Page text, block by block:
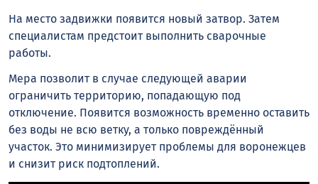
На место задвижки появится новый затвор. Затем
специалистам предстоит выполнить сварочные
работы.
Мера позволит в случае следующей аварии
ограничить территорию, попадающую под
отключение. Появится возможность временно оставить
без воды не всю ветку, а только повреждённый
участок. Это минимизирует проблемы для воронежцев
и снизит риск подтоплений.